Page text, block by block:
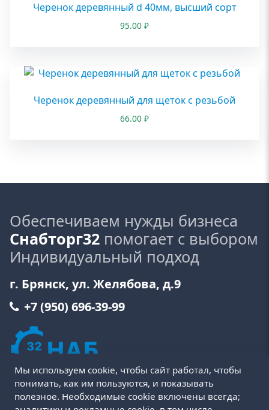
Черенок деревянный d 40мм, высший сорт
95.00 ₽
Черенок деревянный для щеток с резьбой
66.00 ₽
Обеспечиваем нужды бизнеса
Снабторг32 помогает с выбором
Индивидуальный подход
г. Брянск, ул. Желябова, д.9
+7 (950) 696-39-99
Мы используем cookie, чтобы сайт работал, чтобы
понимать, как им пользуются, и показывать
полезное. Необходимые cookie включены всегда;